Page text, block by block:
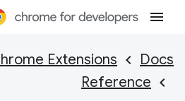
Docs
Extensions
Reference